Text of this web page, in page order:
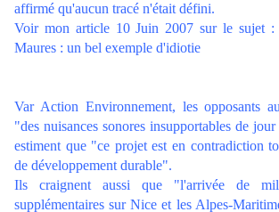
affirmé qu'aucun tracé n'était défini.
Voir mon article 10 Juin 2007 sur le sujet :
Maures : un bel exemple d'idiotie
Var Action Environnement, les opposants
"des nuisances sonores insupportables de
estiment que "ce projet est en contradiction
de développement durable".
Ils craignent aussi que "l'arrivée de
supplémentaires sur Nice et les Alpes-